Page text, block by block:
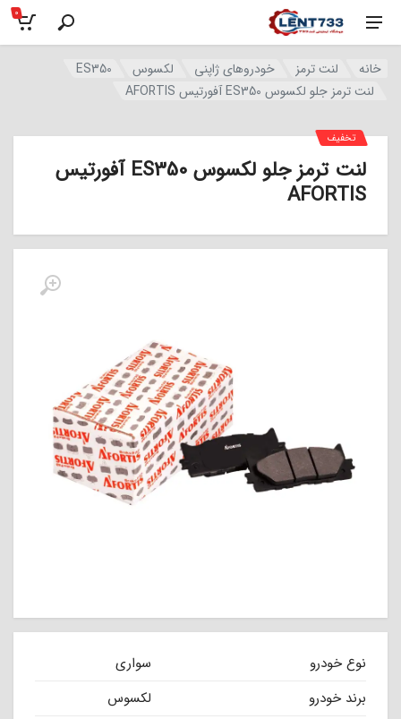
0
خانه لنت ترمز خودروهای ژاپنی لکسوس
ES350
لنت ترمز جلو لکسوس ES350 آفورتیس AFORTIS
لنت ترمز جلو لکسوس ES350 آفورتیس
AFORTIS
نوع خودرو
سواری
برند خودرو
لکسوس
تخفیف